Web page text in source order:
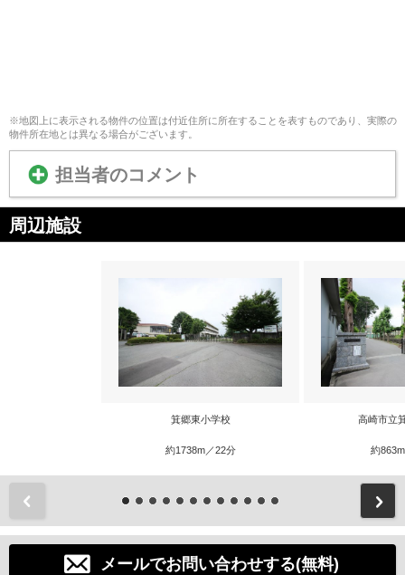
※地図上に表示される物件の位置は付近住所に所在することを表すものであり、実際の
物件所在地とは異なる場合がございます。
担当者のコメント
周辺施設
箕郷東小学校
約1738m／22分
高崎市立
約
メールでお問い合わせする(無料)